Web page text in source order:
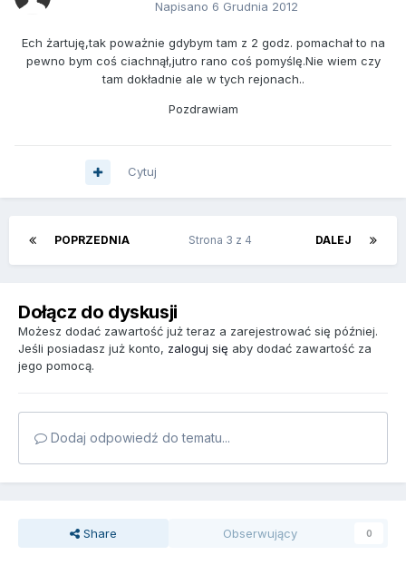
Napisano 6 Grudnia 2012
Ech żartuję,tak poważnie gdybym tam z 2 godz. pomachał to na
pewno bym coś ciachnął,jutro rano coś pomyślę.Nie wiem czy
tam dokładnie ale w tych rejonach..
Pozdrawiam
Cytuj
POPRZEDNIA DALEJ
Strona 3 z 4
Dołącz do dyskusji
Możesz dodać zawartość już teraz a zarejestrować się później.
Jeśli posiadasz już konto, zaloguj się aby dodać zawartość za
jego pomocą.
Dodaj odpowiedź do tematu...
Share Obserwujący 0